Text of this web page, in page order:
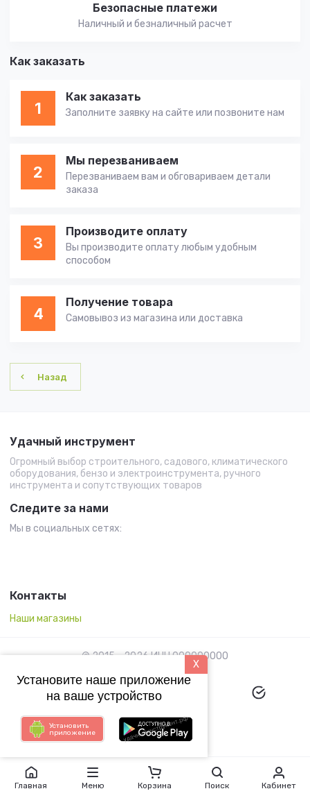
Безопасные платежи
Наличный и безналичный расчет
Как заказать
1
Как заказать
Заполните заявку на сайте или позвоните нам
2
Мы перезваниваем
Перезваниваем вам и обговариваем детали
заказа
3
Производите оплату
Вы производите оплату любым удобным
способом
4
Получение товара
Самовывоз из магазина или доставка
Назад
Удачный инструмент
Огромный выбор строительного, садового, климатического
оборудования, бензо и электроинструмента, ручного
инструмента и сопутствующих товаров
Следите за нами
Мы в социальных сетях:
Контакты
Наши магазины
© 2015 - 2026 ИНН 000000000
Megagroup.ru
Главная Меню Корзина Поиск Кабинет
X
Установите наше приложение
на ваше устройство
Установить
приложение